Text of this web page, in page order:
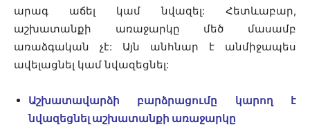
արագ աճել կամ նվազել: Հետևաբար,
աշխատանքի առաջարկը մեծ մասամբ
առաձգական չէ: Այն անհնար է անմիջապես
ավելացնել կամ նվազեցնել:
Աշխատավարձի բարձրացումը կարող է
նվազեցնել աշխատանքի առաջարկը